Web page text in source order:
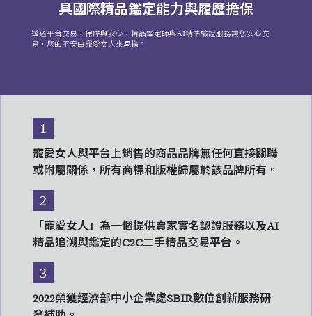
具國際精品鑑定能力與履歷擔保
透過平台交易，保障與安心，精品鑑定師與AI精準驗證服務讓您安心交
易，您的不安由寵愛女人來承擔。
1
寵愛女人與平台上銷售的商品品牌無任何直接關聯
或附屬關係，所有商標和版權歸屬於該品牌所有。
2
「寵愛女人」為一個提供賣家實名認證服務以及AI
精品追溯與鑑定的C2C二手精品交易平台。
3
2022榮獲經濟部中小企業處SBIR數位創新服務研